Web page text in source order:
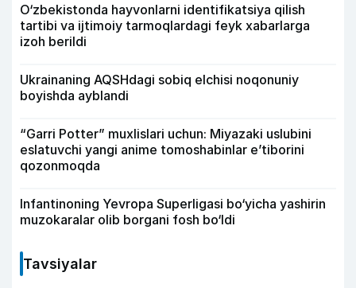
O‘zbekistonda hayvonlarni identifikatsiya qilish
tartibi va ijtimoiy tarmoqlardagi feyk xabarlarga
izoh berildi
Ukrainaning AQSHdagi sobiq elchisi noqonuniy
boyishda ayblandi
“Garri Potter” muxlislari uchun: Miyazaki uslubini
eslatuvchi yangi anime tomoshabinlar e’tiborini
qozonmoqda
Infantinoning Yevropa Superligasi bo‘yicha yashirin
muzokaralar olib borgani fosh bo‘ldi
Tavsiyalar